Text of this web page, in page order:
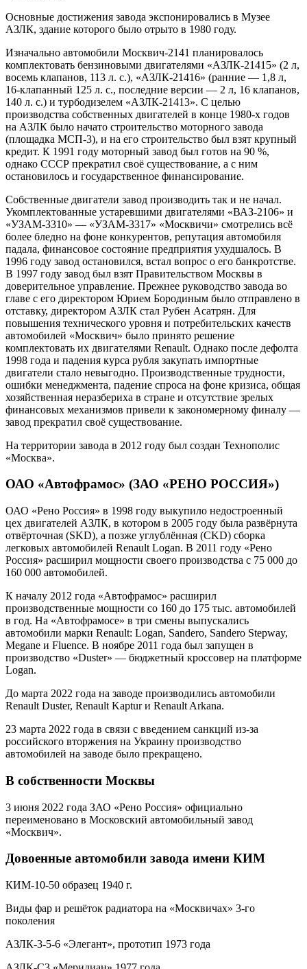
Основные достижения завода экспонировались в Музее
АЗЛК, здание которого было отрыто в 1980 году.
Изначально автомобили Москвич-2141 планировалось
комплектовать бензиновыми двигателями «АЗЛК-21415» (2 л,
восемь клапанов, 113 л. с.), «АЗЛК-21416» (ранние — 1,8 л,
16-клапанный 125 л. с., последние версии — 2 л, 16 клапанов,
140 л. с.) и турбодизелем «АЗЛК-21413». С целью
производства собственных двигателей в конце 1980-х годов
на АЗЛК было начато строительство моторного завода
(площадка МСП-3), и на его строительство был взят крупный
кредит. К 1991 году моторный завод был готов на 90 %,
однако СССР прекратил своё существование, а с ним
остановилось и государственное финансирование.
Собственные двигатели завод производить так и не начал.
Укомплектованные устаревшими двигателями «ВАЗ-2106» и
«УЗАМ-3310» — «УЗАМ-3317» «Москвичи» смотрелись всё
более бледно на фоне конкурентов, репутация автомобиля
падала, финансовое состояние предприятия ухудшалось. В
1996 году завод остановился, встал вопрос о его банкротстве.
В 1997 году завод был взят Правительством Москвы в
доверительное управление. Прежнее руководство завода во
главе с его директором Юрием Бородиным было отправлено в
отставку, директором АЗЛК стал Рубен Асатрян. Для
повышения технического уровня и потребительских качеств
автомобилей «Москвич» было принято решение
комплектовать их двигателями Renault. Однако после дефолта
1998 года и падения курса рубля закупать импортные
двигатели стало невыгодно. Производственные трудности,
ошибки менеджмента, падение спроса на фоне кризиса, общая
хозяйственная неразбериха в стране и отсутствие зрелых
финансовых механизмов привели к закономерному финалу —
завод прекратил своё существование.
На территории завода в 2012 году был создан Технополис
«Москва».
ОАО «Автофрамос» (ЗАО «РЕНО РОССИЯ»)
ОАО «Рено Россия» в 1998 году выкупило недостроенный
цех двигателей АЗЛК, в котором в 2005 году была развёрнута
отвёрточная (SKD), а позже углублённая (CKD) сборка
легковых автомобилей Renault Logan. В 2011 году «Рено
Россия» расширил мощности своего производства с 75 000 до
160 000 автомобилей.
К началу 2012 года «Автофрамос» расширил
производственные мощности со 160 до 175 тыс. автомобилей
в год. На «Автофрамосе» в три смены выпускались
автомобили марки Renault: Logan, Sandero, Sandero Stepway,
Megane и Fluence. В ноябре 2011 года был запущен в
производство «Duster» — бюджетный кроссовер на платформе
Logan.
До марта 2022 года на заводе производились автомобили
Renault Duster, Renault Kaptur и Renault Arkana.
23 марта 2022 года в связи с введением санкций из-за
российского вторжения на Украину производство
автомобилей на заводе было прекращено.
В собственности Москвы
3 июня 2022 года ЗАО «Рено Россия» официально
переименовано в Московский автомобильный завод
«Москвич».
Довоенные автомобили завода имени КИМ
КИМ-10-50 образец 1940 г.
Виды фар и решёток радиатора на «Москвичах» 3-го
поколения
АЗЛК-3-5-6 «Элегант», прототип 1973 года